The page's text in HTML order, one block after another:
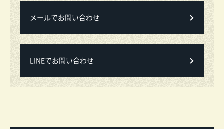
メールでお問い合わせ
LINEでお問い合わせ